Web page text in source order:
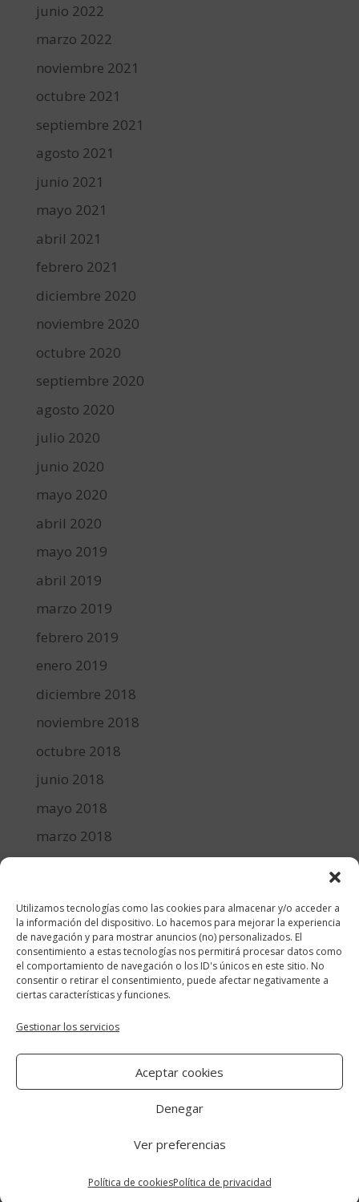
Utilizamos tecnologías como las cookies para almacenar y/o acceder a
la información del dispositivo. Lo hacemos para mejorar la experiencia
de navegación y para mostrar anuncios (no) personalizados. El
consentimiento a estas tecnologías nos permitirá procesar datos como
el comportamiento de navegación o los ID's únicos en este sitio. No
consentir o retirar el consentimiento, puede afectar negativamente a
ciertas características y funciones.
Gestionar los servicios
Aceptar cookies
Denegar
Ver preferencias
Política de cookiesPolítica de privacidad
junio 2022
marzo 2022
noviembre 2021
octubre 2021
septiembre 2021
agosto 2021
junio 2021
mayo 2021
abril 2021
febrero 2021
diciembre 2020
noviembre 2020
octubre 2020
septiembre 2020
agosto 2020
julio 2020
junio 2020
mayo 2020
abril 2020
mayo 2019
abril 2019
marzo 2019
febrero 2019
enero 2019
diciembre 2018
noviembre 2018
octubre 2018
junio 2018
mayo 2018
marzo 2018
diciembre 2017
Categorías
cocina y recetas
general
lifestyle
manualidades-diy
de privacidad